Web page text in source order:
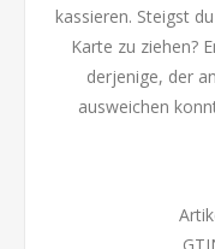
kassieren. Steigst
Karte zu ziehen?
derjenige, der
ausweichen